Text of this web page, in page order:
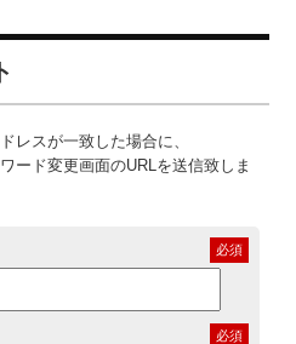
レスが一致した場合に、
ード変更画面のURLを送信致しま
必須
必須